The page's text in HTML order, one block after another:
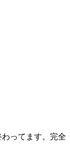
わってます。完全